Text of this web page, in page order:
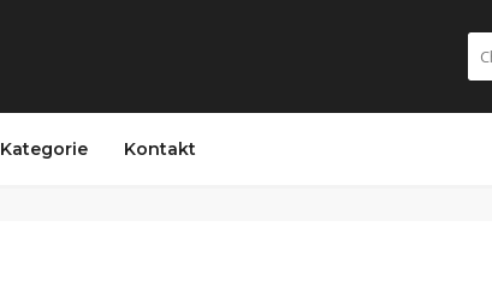
Kategorie Kontakt